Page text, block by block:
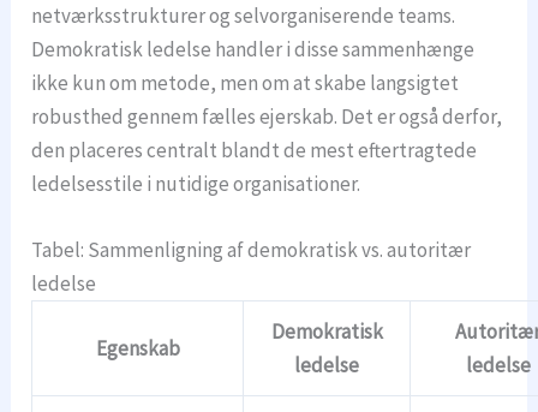
netværksstrukturer og selvorganiserende teams.
Demokratisk ledelse handler i disse sammenhænge
ikke kun om metode, men om at skabe langsigtet
robusthed gennem fælles ejerskab. Det er også derfor,
den placeres centralt blandt de mest eftertragtede
ledelsesstile i nutidige organisationer.
Tabel: Sammenligning af demokratisk vs. autoritær
ledelse
Egenskab
Demokratisk
ledelse
ledelse